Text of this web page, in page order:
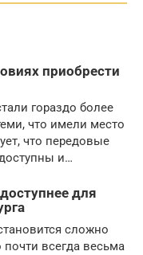
приобрести
гораздо более
что имели место
что передовые
и…
для
сложно
почти всегда весьма